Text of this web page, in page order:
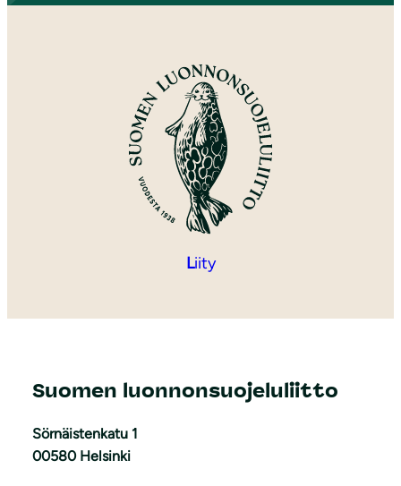
Liity
Suomen luonnonsuojeluliitto
Sörnäistenkatu 1
00580 Helsinki